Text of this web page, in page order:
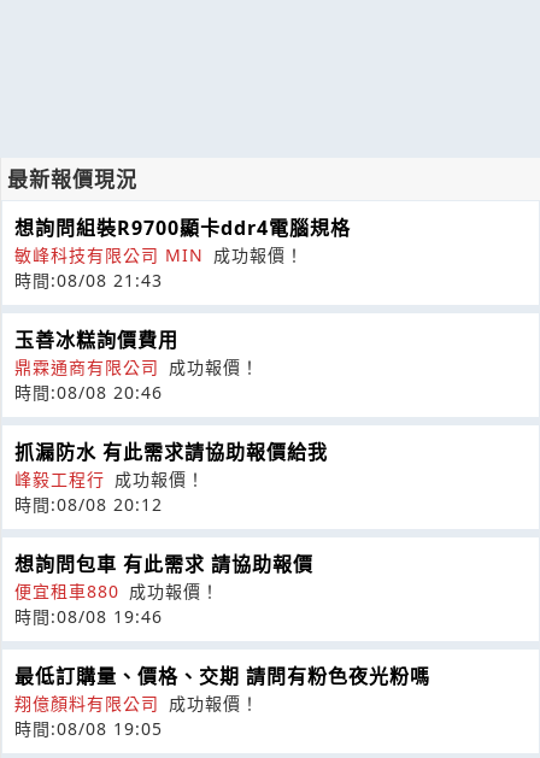
最新報價現況
想詢問組裝R9700顯卡ddr4電腦規格
敏峰科技有限公司 MIN 成功報價！
時間:08/08 21:43
玉善冰糕詢價費用
鼎霖通商有限公司 成功報價！
時間:08/08 20:46
抓漏防水 有此需求請協助報價給我
峰毅工程行 成功報價！
時間:08/08 20:12
想詢問包車 有此需求 請協助報價
便宜租車880 成功報價！
時間:08/08 19:46
最低訂購量、價格、交期 請問有粉色夜光粉嗎
翔億顏料有限公司 成功報價！
時間:08/08 19:05